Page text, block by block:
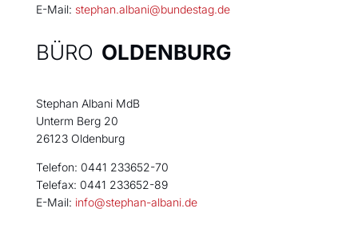
E-Mail: stephan.albani@bundestag.de
BÜRO OLDENBURG
Stephan Albani MdB
Unterm Berg 20
26123 Oldenburg
Telefon: 0441 233652-70
Telefax: 0441 233652-89
E-Mail: info@stephan-albani.de